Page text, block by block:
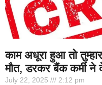
काम अधूरा हुआ तो
मौत, डरकर बैंक कर्मी ने
July 22, 2025
2:12 pm